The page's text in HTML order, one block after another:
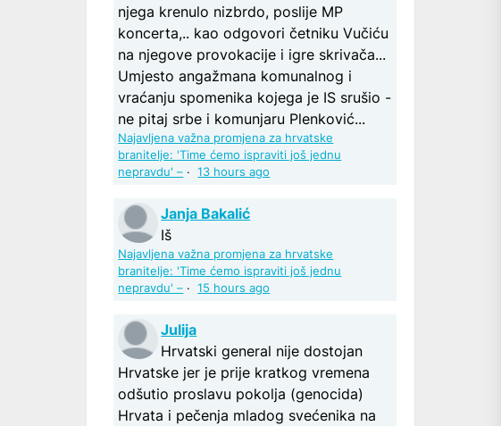
njega krenulo nizbrdo, poslije MP
koncerta,.. kao odgovori četniku Vučiću
na njegove provokacije i igre skrivača...
Umjesto angažmana komunalnog i
vraćanju spomenika kojega je IS srušio -
ne pitaj srbe i komunjaru Plenković...
Najavljena važna promjena za hrvatske
branitelje: 'Time ćemo ispraviti još jednu
nepravdu' – ·13 hours ago
Janja Bakalić
Iš
Najavljena važna promjena za hrvatske
branitelje: 'Time ćemo ispraviti još jednu
nepravdu' – ·15 hours ago
Julija
Hrvatski general nije dostojan
Hrvatske jer je prije kratkog vremena
odšutio proslavu pokolja (genocida)
Hrvata i pečenja mladog svećenika na